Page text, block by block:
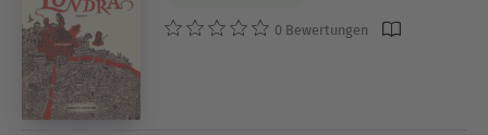
0 Bewertungen